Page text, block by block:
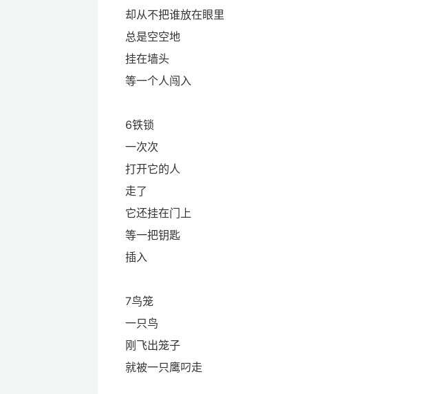
却从不把谁放在眼里
总是空空地
挂在墙头
等一个人闯入
6铁锁
一次次
打开它的人
走了
它还挂在门上
等一把钥匙
插入
7鸟笼
一只鸟
刚飞出笼子
就被一只鹰叼走